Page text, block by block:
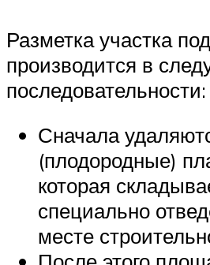
Разметка участка
производится в
последовательности:
Сначала
(плодородные)
которая
специально
месте